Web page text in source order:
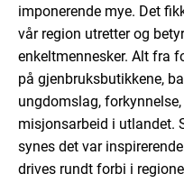
imponerende mye. Det
vår region utretter og
enkeltmennesker. Alt fra
på gjenbruksbutikkene,
ungdomslag,
misjonsarbeid i utlandet.
synes det var
drives rundt forbi i